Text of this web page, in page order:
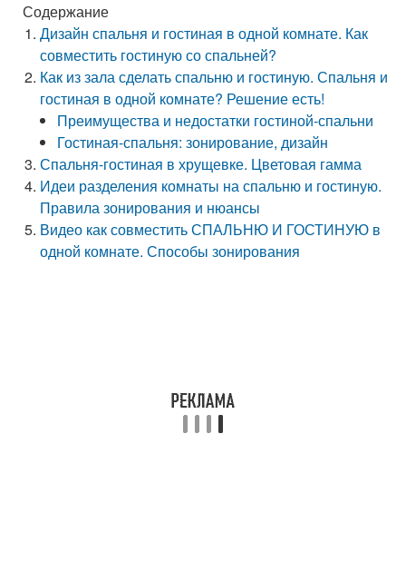
Содержание
Дизайн спальня и гостиная в одной комнате. Как
совместить гостиную со спальней?
Как из зала сделать спальню и гостиную. Спальня и
гостиная в одной комнате? Решение есть!
Преимущества и недостатки гостиной-спальни
Гостиная-спальня: зонирование, дизайн
Спальня-гостиная в хрущевке. Цветовая гамма
Идеи разделения комнаты на спальню и гостиную.
Правила зонирования и нюансы
Видео как совместить СПАЛЬНЮ И ГОСТИНУЮ в
одной комнате. Способы зонирования